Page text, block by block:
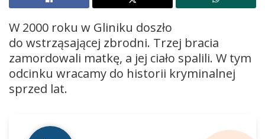
W 2000 roku w Gliniku doszło
do wstrząsającej zbrodni. Trzej bracia
zamordowali matkę, a jej ciało spalili. W tym
odcinku wracamy do historii kryminalnej
sprzed lat.
plików